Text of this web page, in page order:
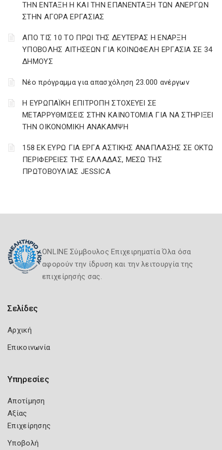
ΤΗΝ ΕΝΤΑΞΗ Η ΚΑΙ ΤΗΝ ΕΠΑΝΕΝΤΑΞΗ ΤΩΝ ΑΝΕΡΓΩΝ
ΣΤΗΝ ΑΓΟΡΑ ΕΡΓΑΣΙΑΣ
AΠΟ ΤΙΣ 10 ΤΟ ΠΡΩΙ ΤΗΣ ΔΕΥΤΕΡΑΣ Η ΕΝΑΡΞΗ
ΥΠΟΒΟΛΗΣ ΑΙΤΗΣΕΩΝ ΓΙΑ ΚΟΙΝΩΦΕΛΗ ΕΡΓΑΣΙΑ ΣΕ 34
ΔΗΜΟΥΣ
Νέο πρόγραμμα για απασχόληση 23.000 ανέργων
Η ΕΥΡΩΠΑΪΚΗ ΕΠΙΤΡΟΠΗ ΣΤΟΧΕΥΕΙ ΣΕ
ΜΕΤΑΡΡΥΘΜΙΣΕΙΣ ΣΤΗΝ ΚΑΙΝΟΤΟΜΙΑ ΓΙΑ ΝΑ ΣΤΗΡΙΞΕΙ
ΤΗΝ ΟΙΚΟΝΟΜΙΚΗ ΑΝΑΚΑΜΨΗ
158 ΕΚ ΕΥΡΩ ΓΙΑ ΕΡΓΑ ΑΣΤΙΚΗΣ ΑΝΑΠΛΑΣΗΣ ΣΕ ΟΚΤΩ
ΠΕΡΙΦΕΡΕΙΕΣ ΤΗΣ ΕΛΛΑΔΑΣ, ΜΕΣΩ ΤΗΣ
ΠΡΩΤΟΒΟΥΛΙΑΣ JESSICA
ONLINE Σύμβουλος Επιχειρηματία Όλα όσα
αφορούν την ίδρυση και την λειτουργία της
επιχείρησής σας.
Σελίδες
Αρχική
Επικοινωνία
Υπηρεσίες
Αποτίμηση
Αξίας
Επιχείρησης
Υποβολή